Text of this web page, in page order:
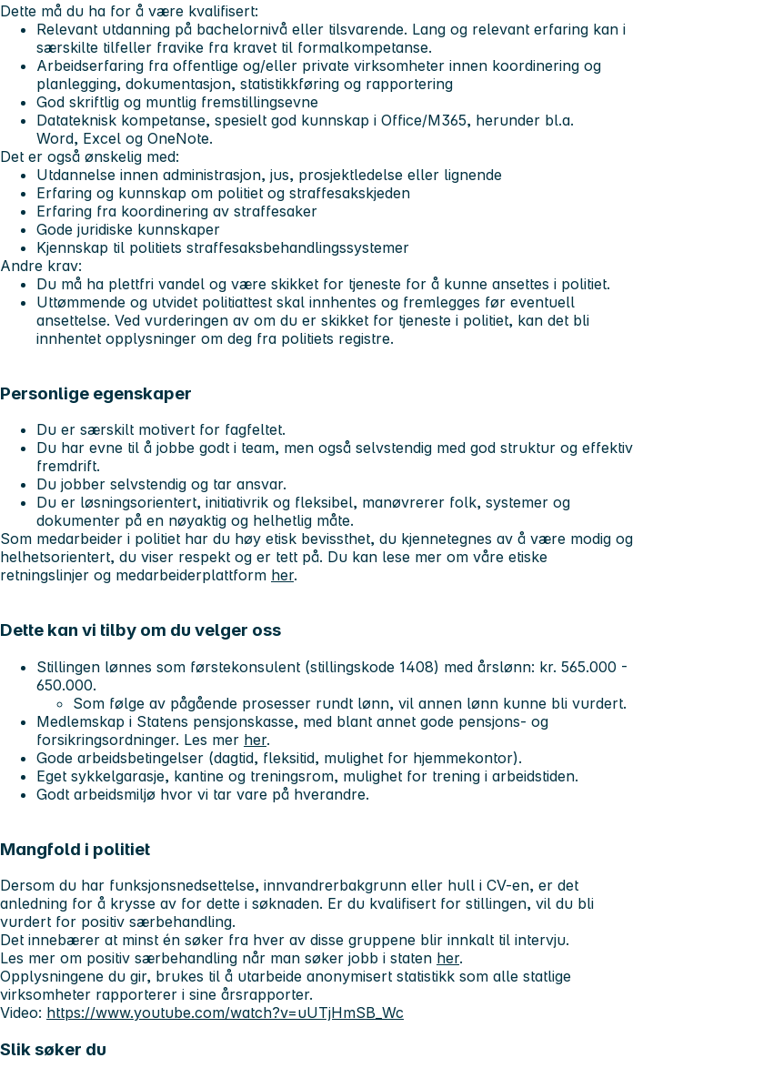
Dette må du ha for å være kvalifisert:
Relevant utdanning på bachelornivå eller tilsvarende. Lang og relevant erfaring kan i
særskilte tilfeller fravike fra kravet til formalkompetanse.
Arbeidserfaring fra offentlige og/eller private virksomheter innen koordinering og
planlegging, dokumentasjon, statistikkføring og rapportering
God skriftlig og muntlig fremstillingsevne
Datateknisk kompetanse, spesielt god kunnskap i Office/M365, herunder bl.a.
Word, Excel og OneNote.
Det er også ønskelig med:
Utdannelse innen administrasjon, jus, prosjektledelse eller lignende
Erfaring og kunnskap om politiet og straffesakskjeden
Erfaring fra koordinering av straffesaker
Gode juridiske kunnskaper
Kjennskap til politiets straffesaksbehandlingssystemer
Andre krav:
Du må ha plettfri vandel og være skikket for tjeneste for å kunne ansettes i politiet.
Uttømmende og utvidet politiattest skal innhentes og fremlegges før eventuell
ansettelse. Ved vurderingen av om du er skikket for tjeneste i politiet, kan det bli
innhentet opplysninger om deg fra politiets registre.
Personlige egenskaper
Du er særskilt motivert for fagfeltet.
Du har evne til å jobbe godt i team, men også selvstendig med god struktur og effektiv
fremdrift.
Du jobber selvstendig og tar ansvar.
Du er løsningsorientert, initiativrik og fleksibel, manøvrerer folk, systemer og
dokumenter på en nøyaktig og helhetlig måte.
Som medarbeider i politiet har du høy etisk bevissthet, du kjennetegnes av å være modig og
helhetsorientert, du viser respekt og er tett på. Du kan lese mer om våre etiske
retningslinjer og medarbeiderplattform her.
Dette kan vi tilby om du velger oss
Stillingen lønnes som førstekonsulent (stillingskode 1408) med årslønn: kr. 565.000 -
650.000.
Som følge av pågående prosesser rundt lønn, vil annen lønn kunne bli vurdert.
Medlemskap i Statens pensjonskasse, med blant annet gode pensjons- og
forsikringsordninger. Les mer her.
Gode arbeidsbetingelser (dagtid, fleksitid, mulighet for hjemmekontor).
Eget sykkelgarasje, kantine og treningsrom, mulighet for trening i arbeidstiden.
Godt arbeidsmiljø hvor vi tar vare på hverandre.
Mangfold i politiet
Dersom du har funksjonsnedsettelse, innvandrerbakgrunn eller hull i CV-en, er det
anledning for å krysse av for dette i søknaden. Er du kvalifisert for stillingen, vil du bli
vurdert for positiv særbehandling.
Det innebærer at minst én søker fra hver av disse gruppene blir innkalt til intervju.
Les mer om positiv særbehandling når man søker jobb i staten her.
Opplysningene du gir, brukes til å utarbeide anonymisert statistikk som alle statlige
virksomheter rapporterer i sine årsrapporter.
Video: https://www.youtube.com/watch?v=uUTjHmSB_Wc
Slik søker du